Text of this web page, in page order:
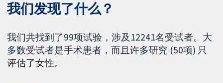
我们发现了什么？
我们共找到了99项试验，涉及12241名受试者。大
多数受试者是手术患者，而且许多研究 (50项) 只
评估了女性。